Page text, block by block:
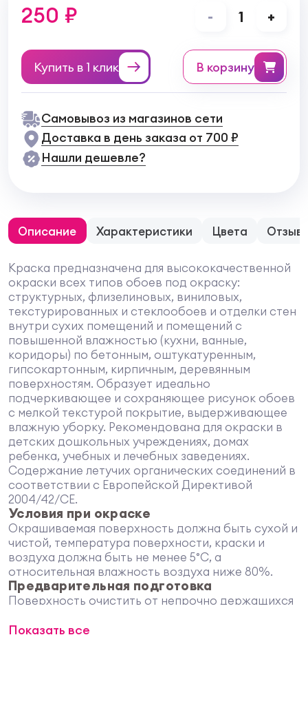
250 ₽ - 1 +
Купить в 1 клик в корзину
Самовывоз из магазинов сети
Доставка в день заказа от 700 ₽
Нашли дешевле?
Описание Характеристики Цвета
Краска предназначена для высококачественной
окраски всех типов обоев под окраску:
структурных, флизелиновых, виниловых,
текстурированных и стеклообоев и отделки стен
внутри сухих помещений и помещений с
повышенной влажностью (кухни, ванные,
коридоры) по бетонным, оштукатуренным,
гипсокартонным, кирпичным, деревянным
поверхностям. Образует идеально
подчеркивающее и сохраняющее рисунок обоев
с мелкой текстурой покрытие, выдерживающее
влажную уборку. Рекомендована для окраски в
детских дошкольных учреждениях, домах
ребенка, учебных и лечебных заведениях.
Содержание летучих органических соединений в
соответствии с Европейской Директивой
2004/42/СЕ.
Условия при окраске
Окрашиваемая поверхность должна быть сухой и
чистой, температура поверхности, краски и
воздуха должна быть не менее 5°С, а
относительная влажность воздуха ниже 80%.
Предварительная подготовка
Поверхность очистить от непрочно держащихся
Поверхности, уже зараженные грибком или
Показать все